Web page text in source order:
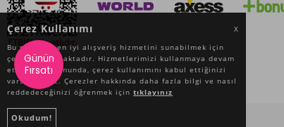
Çerez Kullanımı
X
Bu site size en iyi alışveriş hizmetini sunabilmek için
çerez kullanmaktadır. Hizmetlerimizi kullanmaya devam
etmeniz durumunda, çerez kullanımını kabul ettiğinizi
varsayacağız. Çerezler hakkında daha fazla bilgi ve nasıl
reddedeceğinizi öğrenmek için tıklayınız
Okudum!
Günün
Fırsatı